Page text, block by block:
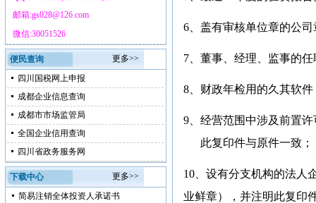
邮箱:gs028@126.com
微信:30051526
便民查询
更多>>
四川国税网上申报
成都企业信息查询
成都市市场监管局
全国企业信用查询
四川省政务服务网
下载中心
更多>>
简易注销全体投资人承诺书
6、 盖有审核单位章的公
7、 董事、经理、监事的
8、 财政年检用的久其软
9、 经营范围中涉及前置
此复印件与原件一致；
10、设有分支机构的法人
业鲜章），并注明此复印